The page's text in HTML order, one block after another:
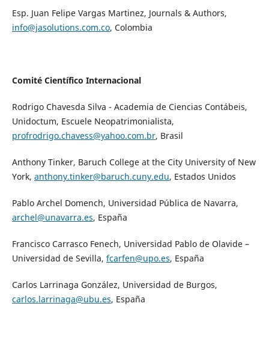
Esp. Juan Felipe Vargas Martinez, Journals & Authors,
info@jasolutions.com.co, Colombia
Comité Científico Internacional
Rodrigo Chavesda Silva - Academia de Ciencias Contábeis,
Unidoctum, Escuele Neopatrimonialista,
profrodrigo.chavess@yahoo.com.br, Brasil
Anthony Tinker, Baruch College at the City University of New
York, anthony.tinker@baruch.cuny.edu, Estados Unidos
Pablo Archel Domench, Universidad Pública de Navarra,
archel@unavarra.es, España
Francisco Carrasco Fenech, Universidad Pablo de Olavide –
Universidad de Sevilla, fcarfen@upo.es, España
Carlos Larrinaga González, Universidad de Burgos,
carlos.larrinaga@ubu.es, España